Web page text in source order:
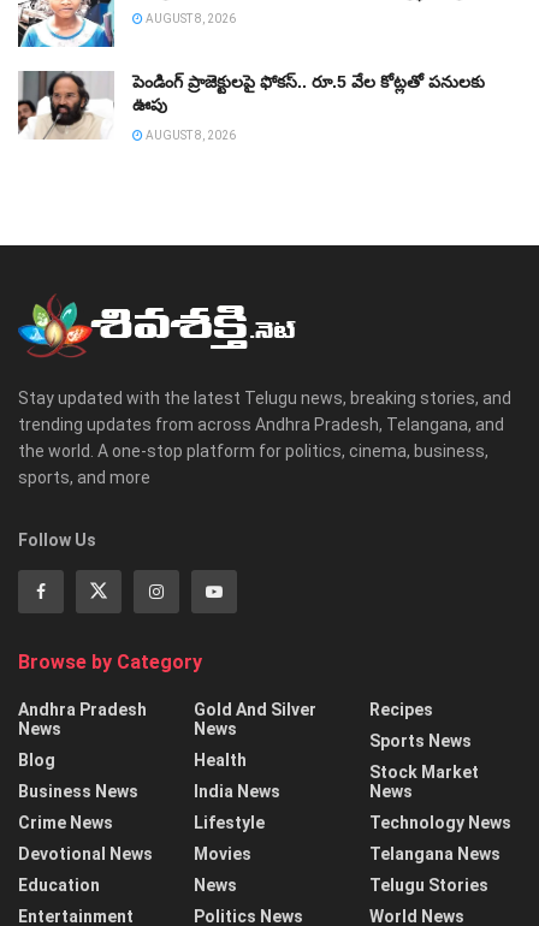
AUGUST 8, 2026
పెండింగ్‌ ప్రాజెక్టులపై ఫోకస్‌.. రూ.5 వేల కోట్లతో పనులకు
ఊపు
AUGUST 8, 2026
Stay updated with the latest Telugu news, breaking stories, and
trending updates from across Andhra Pradesh, Telangana, and
the world. A one-stop platform for politics, cinema, business,
sports, and more
Follow Us
Browse by Category
Andhra Pradesh
News
Blog
Business News
Crime News
Devotional News
Education
Entertainment
Gold And Silver
News
Health
India News
Lifestyle
Movies
News
Politics News
Recipes
Sports News
Stock Market
News
Technology News
Telangana News
Telugu Stories
World News